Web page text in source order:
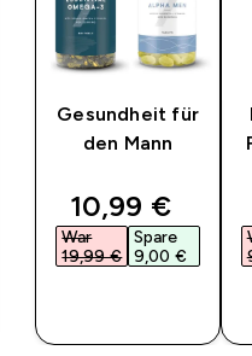
price
Gesundheit für
den Mann
discounted
10,99 €‎
War
19,99 €‎
Spare
9,00 €‎